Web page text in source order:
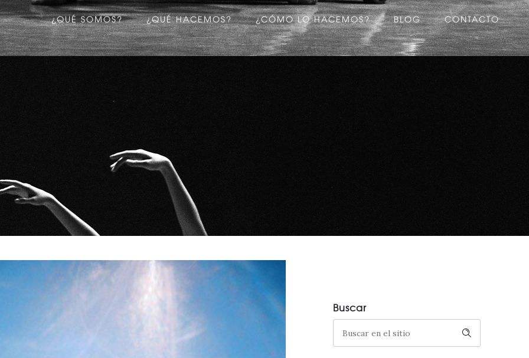
¿QUÉ SOMOS? ¿QUÉ HACEMOS? ¿CÓMO LO HACEMOS? BLOG CONTACTO
Buscar